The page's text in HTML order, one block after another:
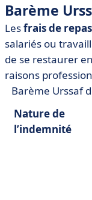
Barème
Lesfrais de repas
salariés ou
de se restaurer
raisons
Barème Urssaf
Nature de
l’indemnité